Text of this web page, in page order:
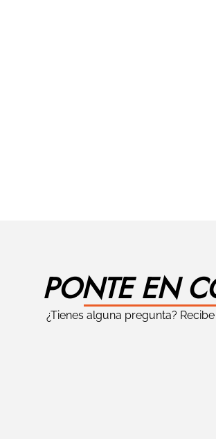
PONTE EN
¿Tienes alguna pregunta?